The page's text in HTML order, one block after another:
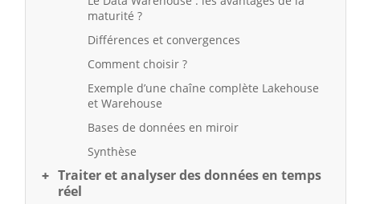
maturité ?
Différences et convergences
Comment choisir ?
Exemple d’une chaîne complète Lakehouse
et Warehouse
Bases de données en miroir
Synthèse
Traiter et analyser des données en temps
réel